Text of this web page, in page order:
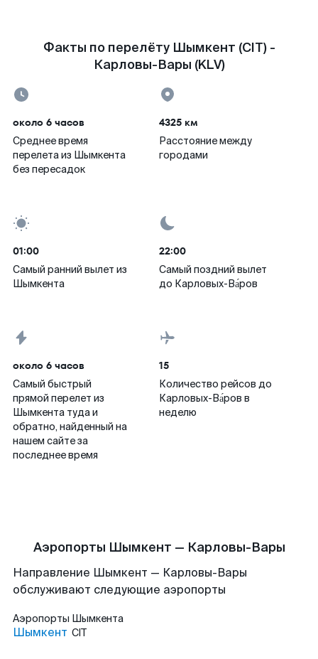
Факты по перелёту Шымкент (CIT) -
Карловы-Вары (KLV)
около 6 часов
Среднее время
перелета из Шымкента
без пересадок
4325 км
Расстояние между
городами
01:00
Самый ранний вылет из
Шымкента
22:00
Самый поздний вылет
до Карловых-Ва́ров
около 6 часов
Самый быстрый
прямой перелет из
Шымкента туда и
обратно, найденный на
нашем сайте за
последнее время
15
Количество рейсов до
Карловых-Ва́ров в
неделю
Аэропорты Шымкент — Карловы-Вары
Направление Шымкент — Карловы-Вары
обслуживают следующие аэропорты
Аэропорты Шымкента
Шымкент CIT